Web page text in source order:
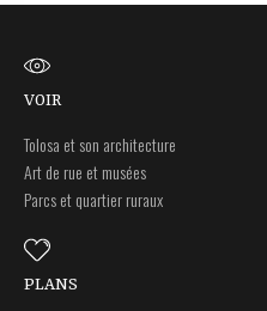
VOIR
Tolosa et son architecture
Art de rue et musées
Parcs et quartier ruraux
PLANS